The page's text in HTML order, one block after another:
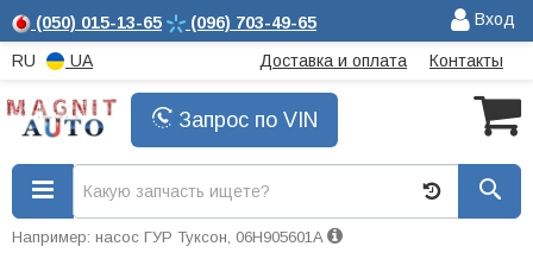
(050) 015-13-65 (096) 703-49-65 Вход
RU UA Доставка и оплата Контакты
Запрос по VIN
Например: насос ГУР Туксон, 06H905601A